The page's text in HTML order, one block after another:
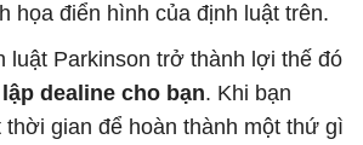
họa điển hình của định luật trên.
luật Parkinson trở thành lợi thế đó
dealine cho bạn. Khi bạn
gian để hoàn thành một thứ gì